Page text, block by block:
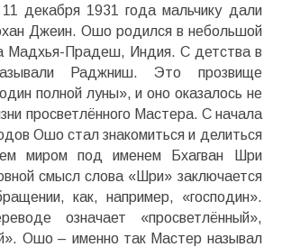
декабря 1931 года мальчику дали
Джеин. Ошо родился в небольшой
Мадхья-Прадеш, Индия. С детства в
Раджниш. Это прозвище
полной луны», и оно оказалось не
просветлённого Мастера. С начала
Ошо стал знакомиться и делиться
миром под именем Бхагван Шри
смысл слова «Шри» заключается
как, например, «господин».
означает «просветлённый»,
Ошо – именно так Мастер называл